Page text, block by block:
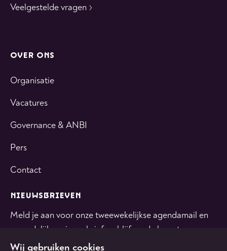
Veelgestelde vragen
OVER ONS
Organisatie
Vacatures
Governance & ANBI
Pers
Contact
NIEUWSBRIEVEN
Meld je aan voor onze tweewekelijkse agendamail en
maandelijkse nieuwsbrief en blijf op de hoogte.
Wij gebruiken cookies